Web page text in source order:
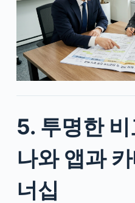
5. 투명한
나와 앱과
너십